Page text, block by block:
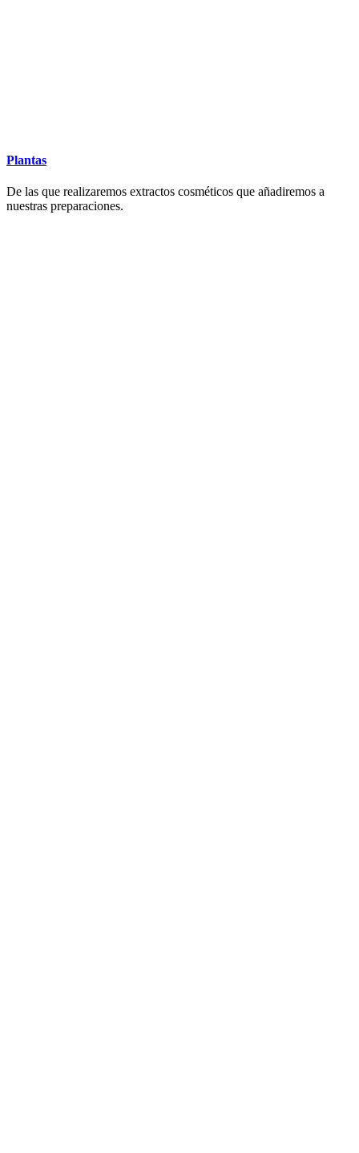
Plantas
De las que realizaremos extractos cosméticos que añadiremos a
nuestras preparaciones.